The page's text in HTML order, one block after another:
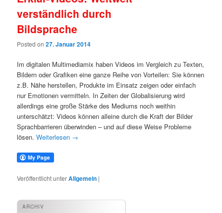
verständlich durch
Bildsprache
Posted on27. Januar 2014
Im digitalen Multimediamix haben Videos im Vergleich zu Texten,
Bildern oder Grafiken eine ganze Reihe von Vorteilen: Sie können
z.B. Nähe herstellen, Produkte im Einsatz zeigen oder einfach
nur Emotionen vermitteln. In Zeiten der Globalisierung wird
allerdings eine große Stärke des Mediums noch weithin
unterschätzt: Videos können alleine durch die Kraft der Bilder
Sprachbarrieren überwinden – und auf diese Weise Probleme
lösen.Weiterlesen →
Veröffentlicht unterAllgemein |
ARCHIV